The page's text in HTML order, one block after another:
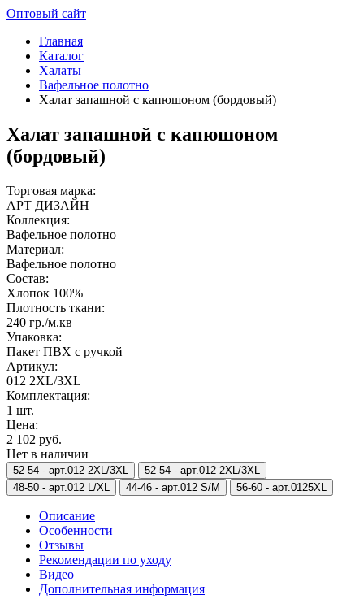
Оптовый сайт
Главная
Каталог
Халаты
Вафельное полотно
Халат запашной с капюшоном (бордовый)
Халат запашной с капюшоном
(бордовый)
Торговая марка:
АРТ ДИЗАЙН
Коллекция:
Вафельное полотно
Материал:
Вафельное полотно
Состав:
Хлопок 100%
Плотность ткани:
240 гр./м.кв
Упаковка:
Пакет ПВХ с ручкой
Артикул:
012 2XL/3XL
Комплектация:
1 шт.
Цена:
2 102 руб.
Нет в наличии
52-54 - арт.012 2XL/3XL 52-54 - арт.012 2XL/3XL
48-50 - арт.012 L/XL 44-46 - арт.012 S/M 56-60 - арт.0125XL
Описание
Особенности
Отзывы
Рекомендации по уходу
Видео
Дополнительная информация